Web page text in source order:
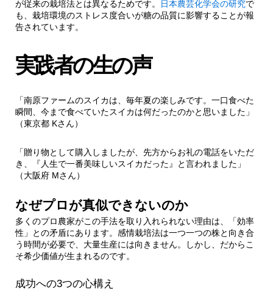
が従来の栽培法とは異なるためです。
日本農芸化学会の研究で
も、栽培環境のストレス度合いが糖の品質に影響することが報
告されています。
実践者の生の声
「南原ファームのスイカは、毎年夏の楽しみです。一口食べた
瞬間、今まで食べていたスイカは何だったのかと思いました」
（東京都 Kさん）
「贈り物として購入しましたが、先方からお礼の電話をいただ
き、『人生で一番美味しいスイカだった』と言われました」
（大阪府 Mさん）
なぜプロが真似できないのか
多くのプロ農家がこの手法を取り入れられない理由は、「効率
性」との矛盾にあります。感情栽培法は一つ一つの株と向き合
う時間が必要で、大量生産には向きません。しかし、だからこ
そ希少価値が生まれるのです。
成功への3つの心構え